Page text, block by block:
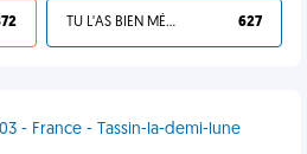
TU L'AS BIEN MÉRITÉ 627
- France - Tassin-la-demi-lune